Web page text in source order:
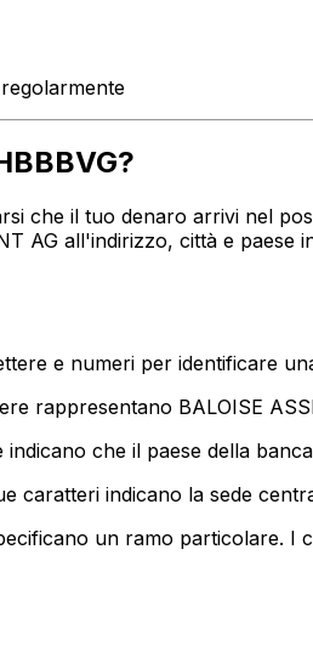
che il tuo denaro arrivi nel
AG all'indirizzo, città e
e numeri per identificare
rappresentano BALOISE
indicano che il paese della
caratteri indicano la sede
un ramo particolare. I